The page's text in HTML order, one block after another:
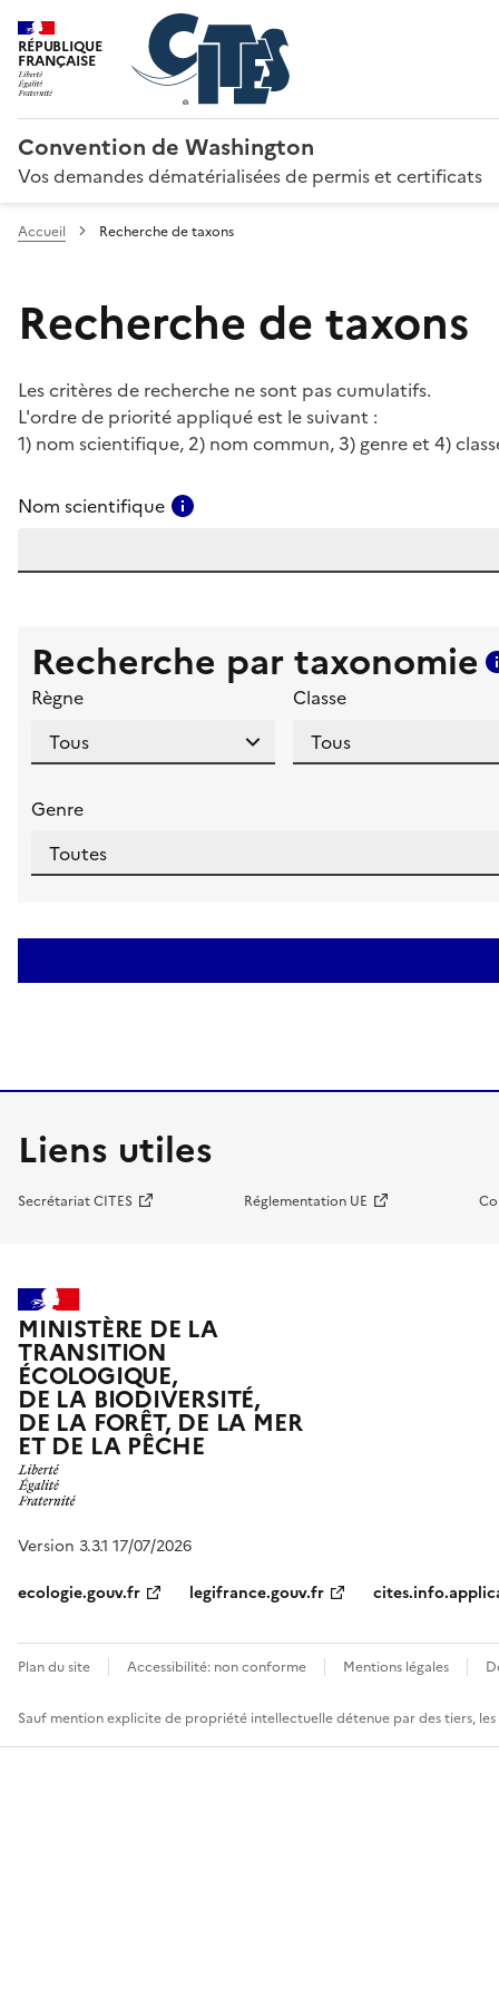
RÉPUBLIQUE
FRANÇAISE
Convention de Washington
Vos demandes dématérialisées de permis et certificats
Accueil Recherche de taxons
Recherche de taxons
Les critères de recherche ne sont pas cumulatifs.
L'ordre de priorité appliqué est le suivant :
1) nom scientifique, 2) nom commun, 3) genre et 4)
Nom scientifique
Recherche par taxonomie
Règne Classe
Genre
Liens utiles
Secrétariat CITES Réglementation UE
MINISTÈRE DE LA
TRANSITION
ÉCOLOGIQUE,
DE LA BIODIVERSITÉ,
DE LA FORÊT, DE LA MER
ET DE LA PÊCHE
Version 3.3.1 17/07/2026
ecologie.gouv.fr
legifrance.gouv.fr
Plan du site Accessibilité: non conforme Mentions légales
Sauf mention explicite de propriété intellectuelle détenue par des tiers,